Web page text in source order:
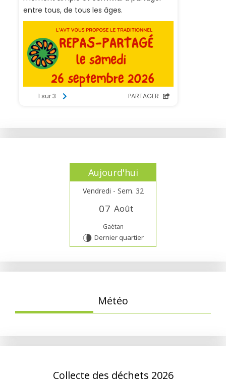
Aujourd'hui
Vendredi - Sem. 32
07 Août
Gaétan
U Dernier quartier
Météo
Collecte des déchets 2026